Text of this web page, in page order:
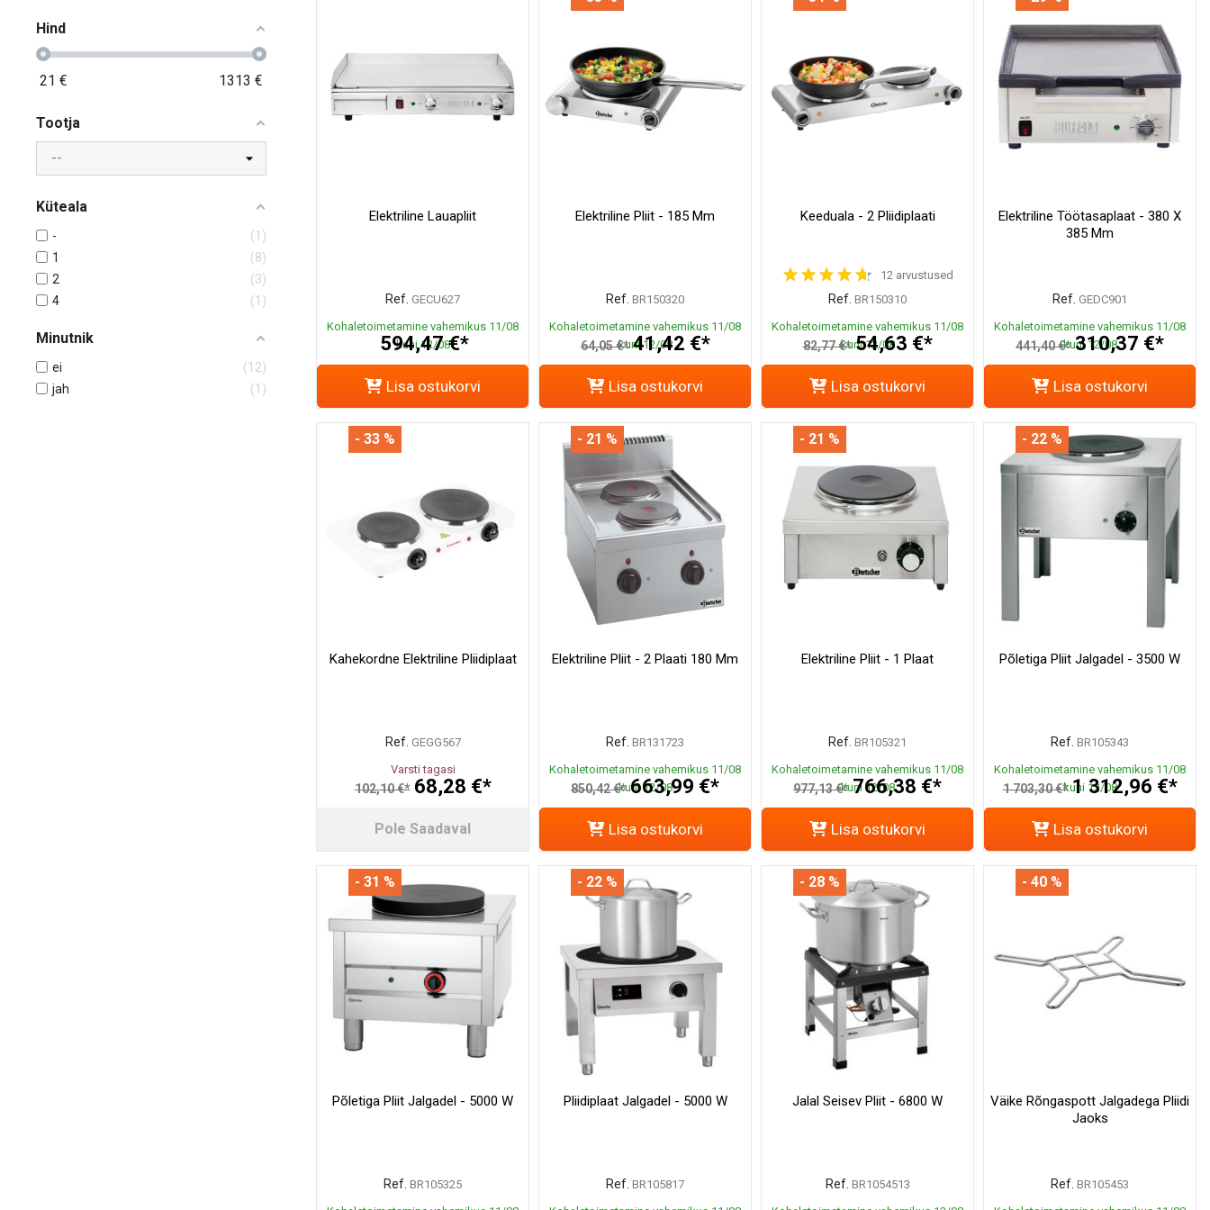
Hind
21 € 1313 €
Tootja
Küteala
-
1
1
8
2
3
4
1
Minutnik
ei
12
jah
1
Elektriline Lauapliit
Ref. GECU627
Kohaletoimetamine vahemikus 11/08
kuni 12/08
594,47 €*
Lisa ostukorvi
Elektriline Pliit - 185 Mm
Ref. BR150320
Kohaletoimetamine vahemikus 11/08
kuni 12/08
64,05 €* 41,42 €*
Lisa ostukorvi
Keeduala - 2 Pliidiplaati
12 arvustused
Ref. BR150310
Kohaletoimetamine vahemikus 11/08
kuni 12/08
82,77 €* 54,63 €*
Lisa ostukorvi
Elektriline Töötasaplaat - 380 X
385 Mm
Ref. GEDC901
Kohaletoimetamine vahemikus 11/08
kuni 12/08
441,40 €* 310,37 €*
Lisa ostukorvi
Kahekordne Elektriline Pliidiplaat
Ref. GEGG567
Varsti tagasi
102,10 €* 68,28 €*
- 33 %
Pole Saadaval
Elektriline Pliit - 2 Plaati 180 Mm
Ref. BR131723
Kohaletoimetamine vahemikus 11/08
kuni 12/08
850,42 €* 663,99 €*
- 21 %
Lisa ostukorvi
Elektriline Pliit - 1 Plaat
Ref. BR105321
Kohaletoimetamine vahemikus 11/08
kuni 12/08
977,13 €* 766,38 €*
- 21 %
Lisa ostukorvi
Põletiga Pliit Jalgadel - 3500 W
Ref. BR105343
Kohaletoimetamine vahemikus 11/08
kuni 12/08
1 703,30 €* 1 312,96 €*
- 22 %
Lisa ostukorvi
Põletiga Pliit Jalgadel - 5000 W
Ref. BR105325
- 31 %
Pliidiplaat Jalgadel - 5000 W
Ref. BR105817
- 22 %
Jalal Seisev Pliit - 6800 W
Ref. BR1054513
- 28 %
Väike Rõngaspott Jalgadega Pliidi
Jaoks
Ref. BR105453
- 40 %